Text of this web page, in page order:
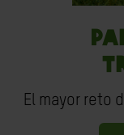
El mayor reto